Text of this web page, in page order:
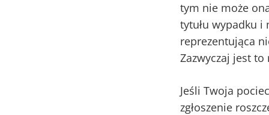
tym nie może
tytułu wypadku i
reprezentująca
Zazwyczaj jest
Jeśli Twoja
zgłoszenie